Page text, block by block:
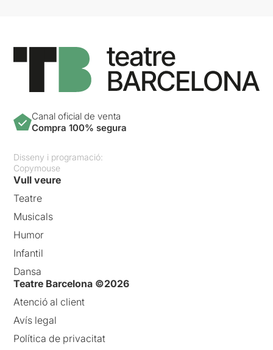
Canal oficial de venta
Compra 100% segura
Disseny i programació:
Copymouse
Vull veure
Teatre
Musicals
Humor
Infantil
Dansa
Teatre Barcelona ©2026
Atenció al client
Avís legal
Política de privacitat